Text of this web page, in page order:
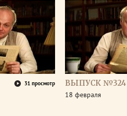
31 просмотр ВЫПУСК №324
18 февраля